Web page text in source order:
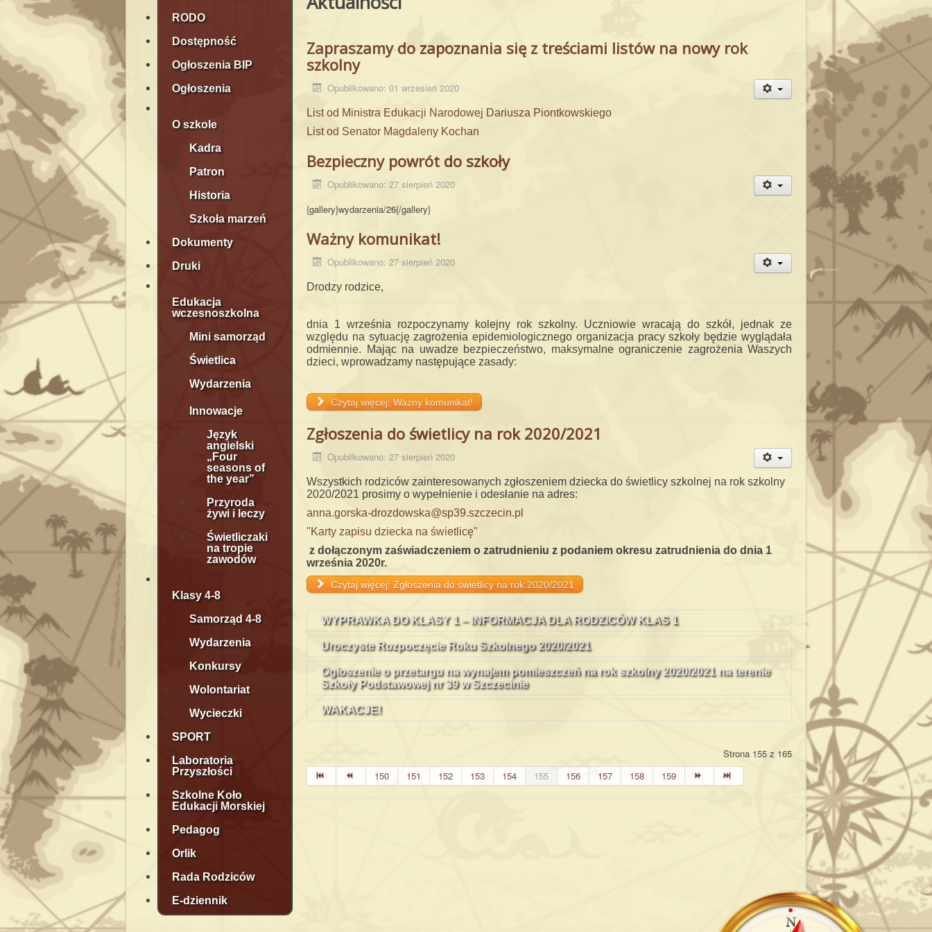
RODO
Dostępność
Ogłoszenia BIP
Ogłoszenia
O szkole
Kadra
Patron
Historia
Szkoła marzeń
Dokumenty
Druki
Edukacja
wczesnoszkolna
Mini samorząd
Świetlica
Wydarzenia
Innowacje
Język
angielski
„Four
seasons of
the year”
Przyroda
żywi i leczy
Świetliczaki
na tropie
zawodów
Klasy 4-8
Samorząd 4-8
Wydarzenia
Konkursy
Wolontariat
Wycieczki
SPORT
Laboratoria
Przyszłości
Szkolne Koło
Edukacji Morskiej
Pedagog
Orlik
Rada Rodziców
E-dziennik
Zapraszamy do zapoznania się z treściami listów na nowy rok
szkolny
Opublikowano: 01 wrzesień 2020
List od Ministra Edukacji Narodowej Dariusza Piontkowskiego
List od Senator Magdaleny Kochan
Bezpieczny powrót do szkoły
Opublikowano: 27 sierpień 2020
{gallery}wydarzenia/26{/gallery}
Ważny komunikat!
Opublikowano: 27 sierpień 2020
Drodzy rodzice,
dnia 1 września rozpoczynamy kolejny rok szkolny. Uczniowie wracają do szkół, jednak ze
względu na sytuację zagrożenia epidemiologicznego organizacja pracy szkoły będzie wyglądała
odmiennie. Mając na uwadze bezpieczeństwo, maksymalne ograniczenie zagrożenia Waszych
dzieci, wprowadzamy następujące zasady:
Czytaj więcej: Ważny komunikat!
Zgłoszenia do świetlicy na rok 2020/2021
Opublikowano: 27 sierpień 2020
Wszystkich rodziców zainteresowanych zgłoszeniem dziecka do świetlicy szkolnej na rok szkolny
2020/2021 prosimy o wypełnienie i odesłanie na adres:
anna.gorska-drozdowska@sp39.szczecin.pl
"Karty zapisu dziecka na świetlicę"
z dołączonym zaświadczeniem o zatrudnieniu z podaniem okresu zatrudnienia do dnia 1
września 2020r.
Czytaj więcej: Zgłoszenia do świetlicy na rok 2020/2021
WYPRAWKA DO KLASY 1 – INFORMACJA DLA RODZICÓW KLAS 1
Uroczyste Rozpoczęcie Roku Szkolnego 2020/2021
Ogłoszenie o przetargu na wynajem pomieszczeń na rok szkolny 2020/2021 na terenie
Szkoły Podstawowej nr 39 w Szczecinie
WAKACJE!
Strona 155 z 165
150
151 152 153 154 155 156 157 158 159